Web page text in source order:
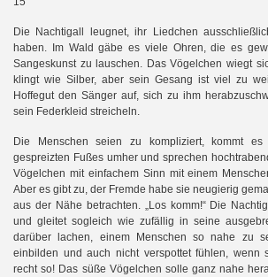
Die Nachtigall leugnet, ihr Liedchen
haben. Im Wald gäbe es viele Ohren, die es
Sangeskunst zu lauschen. Das Vögelchen wiegt
klingt wie Silber, aber sein Gesang ist viel zu
Hoffegut den Sänger auf, sich zu ihm
sein Federkleid streicheln.
Die Menschen seien zu kompliziert, kommt es
gespreizten Fußes umher und sprechen
Vögelchen mit einfachem Sinn mit einem
Aber es gibt zu, der Fremde habe sie neugierig
aus der Nähe betrachten. „Los komm!“ Die
und gleitet sogleich wie zufällig in seine
darüber lachen, einem Menschen so nahe zu
einbilden und auch nicht verspottet fühlen, wenn
recht so! Das süße Vögelchen solle ganz nahe